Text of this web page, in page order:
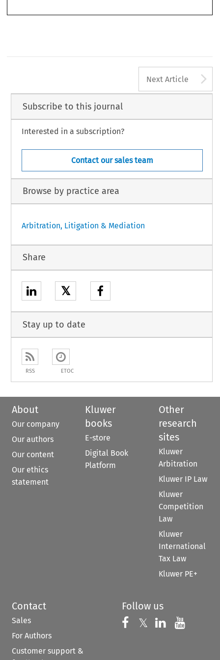
Next Article
Subscribe to this journal
Interested in a subscription?
Contact our sales team
Browse by practice area
Arbitration, Litigation & Mediation
Share
𝕏
Stay up to date
RSS ETOC
About
Our company
Our authors
Our content
Our ethics
statement
Kluwer
books
E-store
Digital Book
Platform
Other
research
sites
Kluwer
Arbitration
Kluwer IP Law
Kluwer
Competition
Law
Kluwer
International
Tax Law
Kluwer PE+
Contact
Sales
For Authors
Customer support &
Follow us
Follow us on
𝕏 Follow us on
Follow us